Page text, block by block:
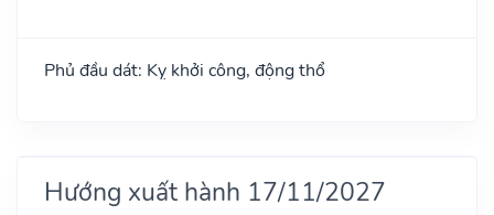
Phủ đầu dát: Kỵ khởi công, động thổ
Hướng xuất hành 17/11/2027